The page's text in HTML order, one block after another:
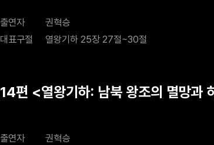
출연자
권혁승
대표구절
열왕기하 25장 27절~30절
14편 <열왕기하: 남북 왕조의 멸망과
출연자
권혁승